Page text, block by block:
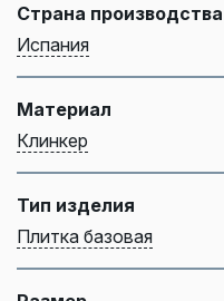
Страна производства
Испания
Материал
Клинкер
Тип изделия
Плитка базовая